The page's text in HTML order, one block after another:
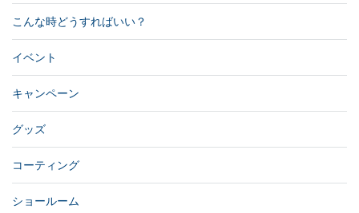
こんな時どうすればいい？
イベント
キャンペーン
グッズ
コーティング
ショールーム